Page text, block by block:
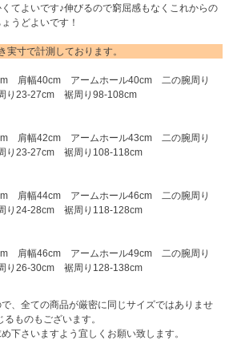
てよいです♪伸びるので窮屈感もなくこれからの
うどよいです！
で計測しております。
肩幅40cm アームホール40cm 二の腕周り
23-27cm 裾周り98-108cm
肩幅42cm アームホール43cm 二の腕周り
23-27cm 裾周り108-118cm
肩幅44cm アームホール46cm 二の腕周り
24-28cm 裾周り118-128cm
肩幅46cm アームホール49cm 二の腕周り
26-30cm 裾周り128-138cm
、全ての商品が厳密に同じサイズではありませ
ものもございます。
下さいますよう宜しくお願い致します。